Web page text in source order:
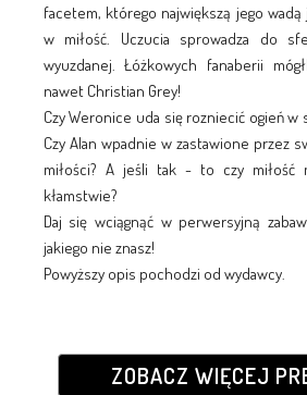
facetem, którego największą jego
w miłość. Uczucia sprowadza do
wyuzdanej. Łóżkowych fanaberii
nawet Christian Grey!
Czy Weronice uda się rozniecić ogień w
Czy Alan wpadnie w zastawione przez
miłości? A jeśli tak - to czy miłość
kłamstwie?
Daj się wciągnąć w perwersyjną
jakiego nie znasz!
Powyższy opis pochodzi od wydawcy.
ZOBACZ WIĘCEJ